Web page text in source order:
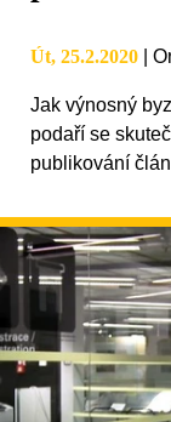
Út, 25.2.2020
Jak výnosný
podaří se
publikování